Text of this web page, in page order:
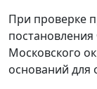
При проверке
Московского
оснований для